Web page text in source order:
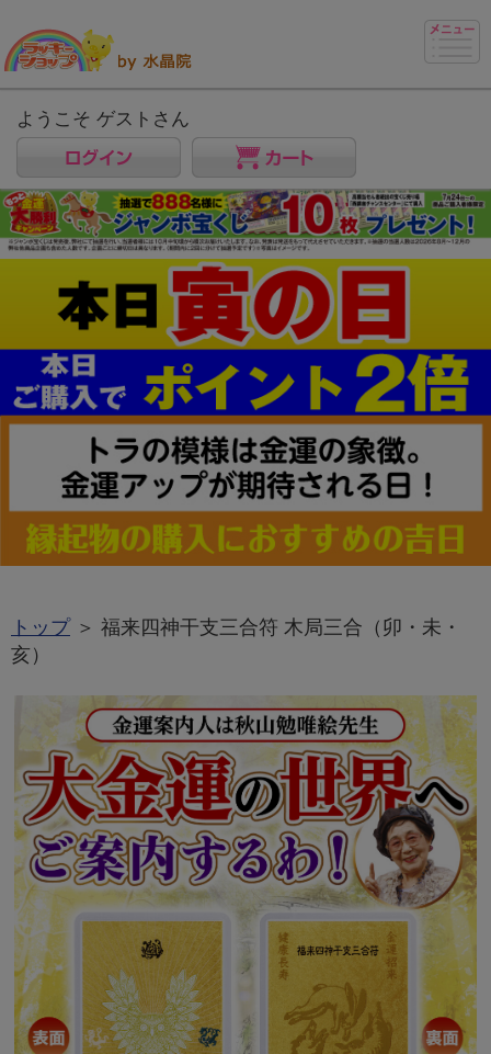
ようこそ ゲストさん
トップ＞ 福来四神干支三合符 木局三合（卯・未・
亥）